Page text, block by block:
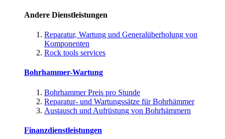
Andere Dienstleistungen
Reparatur, Wartung und Generalüberholung von
Komponenten
Rock tools services
Bohrhammer-Wartung
Bohrhammer Preis pro Stunde
Reparatur- und Wartungssätze für Bohrhämmer
Austausch und Aufrüstung von Bohrhämmern
Finanzdienstleistungen